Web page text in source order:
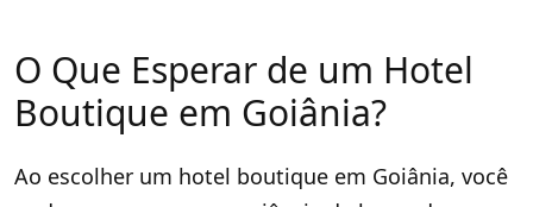
O Que Esperar de um Hotel
Boutique em Goiânia?
Ao escolher um hotel boutique em Goiânia, você